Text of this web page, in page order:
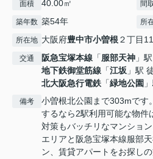
面積 40.00㎡ 間
築年数 築54年 所
所在地 大阪府豊中市小曽根２丁目
交通 阪急宝塚本線 「服部天神 」
地下鉄御堂筋線 「江坂 」駅
北大阪急行電鉄 「緑地公園
備考
小曽根北公園まで303mです
するなら2駅利用可能な物件
対策もバッチリなマンショ
エリアと阪急宝塚本線服部
ン、賃貸アパートをお探し